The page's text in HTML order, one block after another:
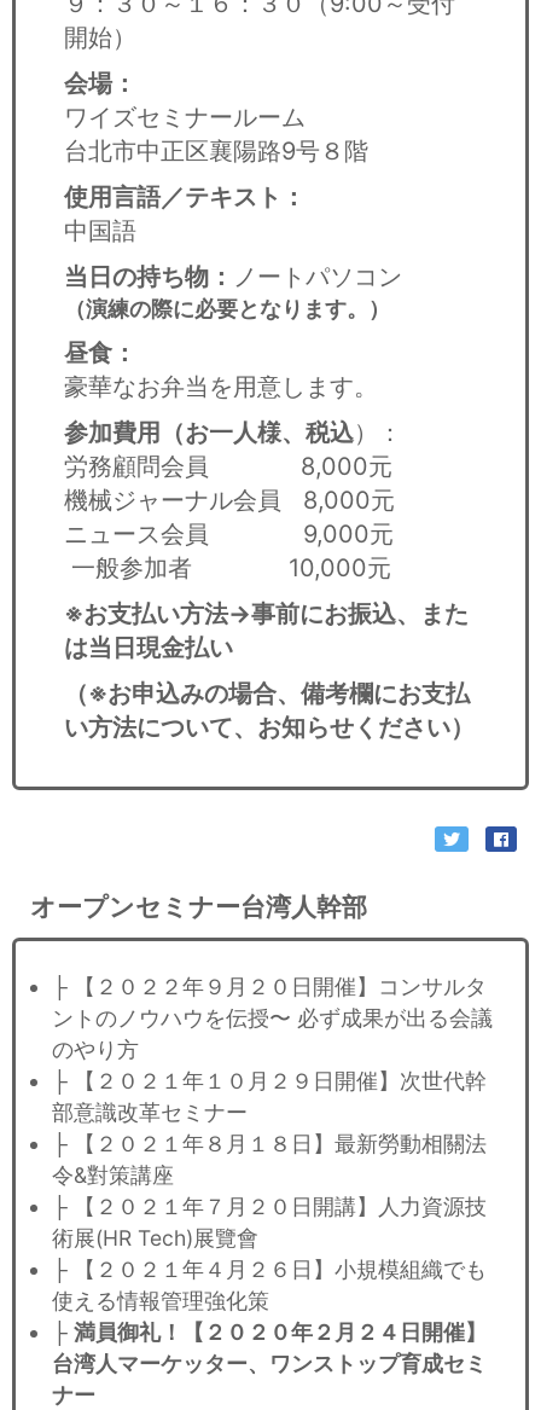
開始）
会場：
ワイズセミナールーム
台北市中正区襄陽路9号８階
使用言語／テキスト：
中国語
当日の持ち物： ノートパソコン
（演練の際に必要となります。）
昼食：
豪華なお弁当を用意します。
参加費用（お一人様、税込）：
労務顧問会員 8,000元
機械ジャーナル会員 8,000元
ニュース会員 9,000元
一般参加者 10,000元
※お支払い方法→事前にお振込、また
は当日現金払い
（※お申込みの場合、備考欄にお支払
い方法について、お知らせください）
オープンセミナー台湾人幹部
├ 【２０２２年９月２０日開催】コンサルタ
ントのノウハウを伝授〜 必ず成果が出る会議
のやり方
├ 【２０２１年１０月２９日開催】次世代幹
部意識改革セミナー
├ 【２０２１年８月１８日】最新勞動相關法
令&對策講座
├ 【２０２１年７月２０日開講】人力資源技
術展(HR Tech)展覽會
├ 【２０２１年４月２６日】小規模組織でも
使える情報管理強化策
├ 満員御礼！【２０２０年２月２４日開催】
台湾人マーケッター、ワンストップ育成セミ
ナー